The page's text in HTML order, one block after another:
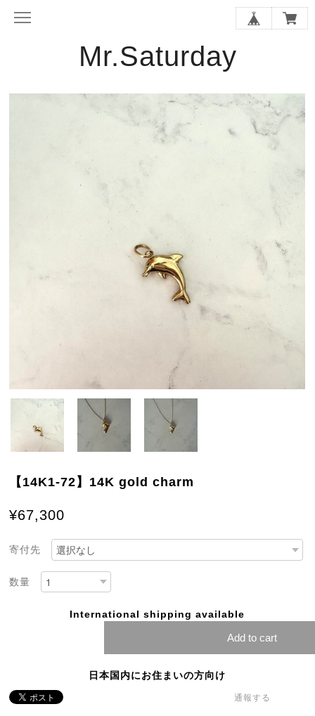
Mr.Saturday
【14K1-72】14K gold charm
¥67,300
寄付先
数量
International shipping available
Add to cart
日本国内にお住まいの方向け
通報する